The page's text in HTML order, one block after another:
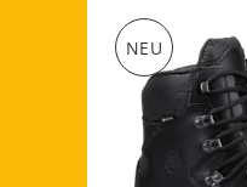
NEU